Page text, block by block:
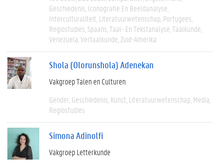
Geschiedenis Iconografie En Beeldanalyse
Interculturaliteit Literatuurwetenschap Portugees
Regiostudies Spaans Taal- En Tekstanalyse Taalkunde
Venezuela Vertaalkunde Zuid-Amerika
Shola (Olorunshola) Adenekan
Vakgroep Talen en Culturen
Gender Geschiedenis Kunst Literatuurwetenschap Media
Regiostudies
Simona Adinolfi
Vakgroep Letterkunde